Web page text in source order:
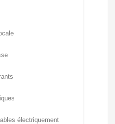
électriquement